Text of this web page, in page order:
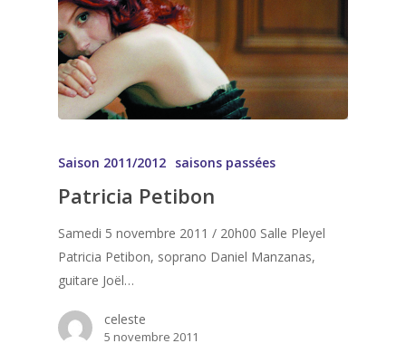
Saison 2011/2012 saisons passées
Patricia Petibon
Samedi 5 novembre 2011 / 20h00 Salle Pleyel
Patricia Petibon, soprano Daniel Manzanas,
guitare Joël…
celeste
5 novembre 2011